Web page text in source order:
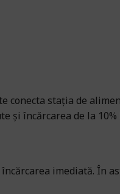
conecta stația de
și încărcarea de la 10%
imediată. În